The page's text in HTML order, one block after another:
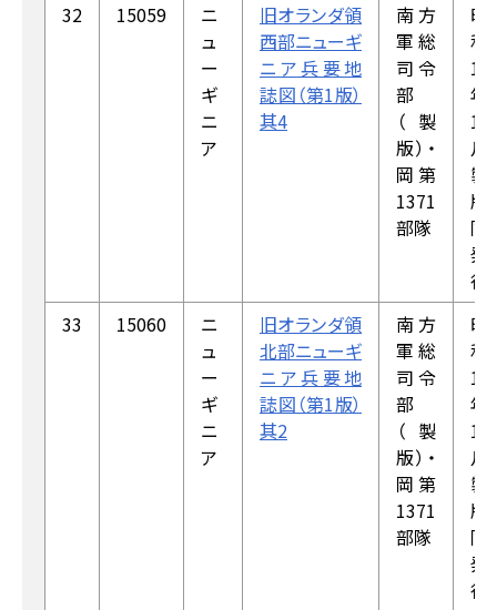
32
15059
ニ
ュ
ー
ギ
ニ
ア
旧オランダ領
西部ニューギ
ニア兵要地
誌図（第1版）
其4
南方
軍総
司令
部
（製
版）・
岡第
1371
部隊
昭
和
18
年
1
月
製
版，
同
発
行
33
15060
ニ
ュ
ー
ギ
ニ
ア
旧オランダ領
北部ニューギ
ニア兵要地
誌図（第1版）
其2
南方
軍総
司令
部
（製
版）・
岡第
1371
部隊
昭
和
18
年
1
月
製
版，
同
発
行